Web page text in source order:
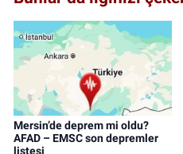
Mersin’de deprem mi oldu?
AFAD – EMSC son depremler
listesi